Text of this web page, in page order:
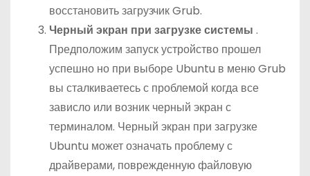
восстановить загрузчик Grub.
Черный экран при загрузке системы .
Предположим запуск устройство прошел
успешно но при выборе Ubuntu в меню Grub
вы сталкиваетесь с проблемой когда все
зависло или возник черный экран с
терминалом. Черный экран при загрузке
Ubuntu может означать проблему с
драйверами, поврежденную файловую